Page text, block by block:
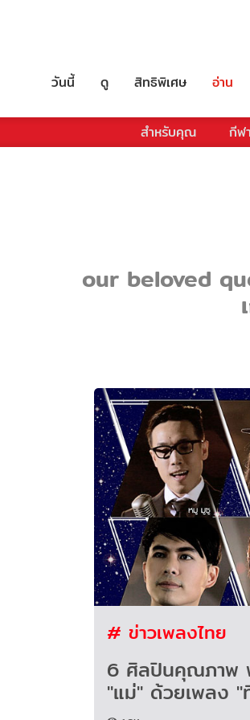
วันนี้ ดู สิทธิพิเศษ อ่าน
สำหรับคุณ กีฬา
our beloved
# ข่าวเพลงไทย
6 ศิลปินคุณภาพ
"แม่" ด้วยเพลง